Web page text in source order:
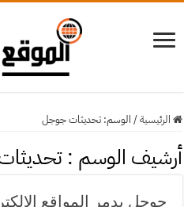
الرئيسية/ الوسم: تحديثات جوجل
أرشيف الوسم :
جوجل يدمر المواقع